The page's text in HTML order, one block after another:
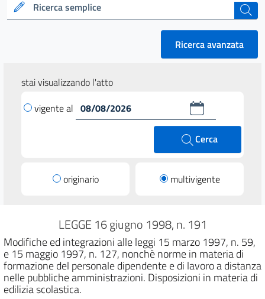
Ricerca semplice cerca
Ricerca avanzata
stai visualizzando l'atto
vigente al
Cerca
originario multivigente
LEGGE 16 giugno 1998, n. 191
Modifiche ed integrazioni alle leggi 15 marzo 1997, n. 59,
e 15 maggio 1997, n. 127, nonchè norme in materia di
formazione del personale dipendente e di lavoro a distanza
nelle pubbliche amministrazioni. Disposizioni in materia di
edilizia scolastica.